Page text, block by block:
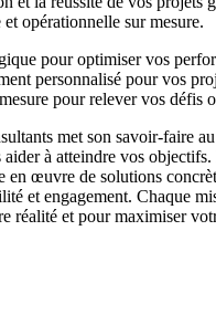
opérationnelle sur mesure.
pour optimiser vos
personnalisé pour vos
pour relever vos défis
met son savoir-faire
à atteindre vos
en œuvre de solutions
et engagement. Chaque
réalité et pour maximiser